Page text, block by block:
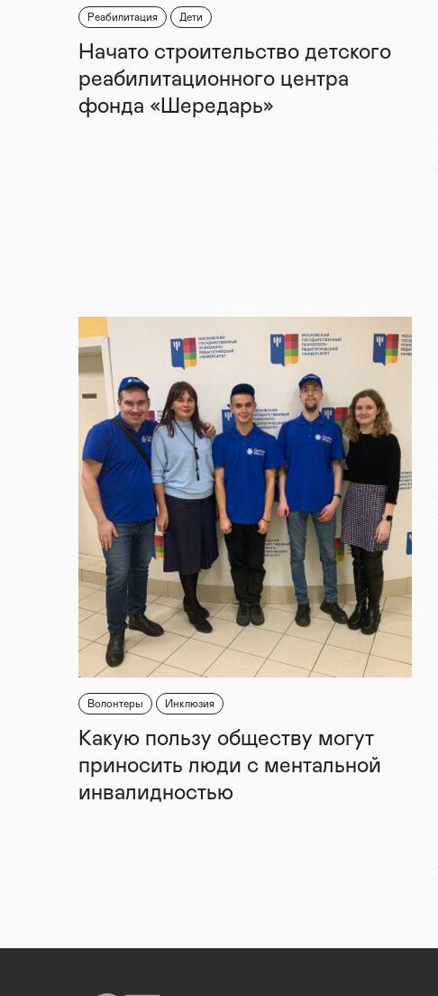
Реабилитация Дети
Начато строительство детского
реабилитационного центра
фонда «Шередарь»
Волонтеры Инклюзия
Какую пользу обществу могут
приносить люди с ментальной
инвалидностью